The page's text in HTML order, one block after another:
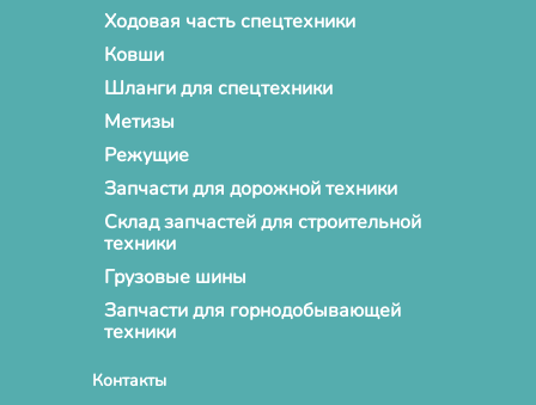
Ходовая часть спецтехники
Ковши
Шланги для спецтехники
Метизы
Режущие
Запчасти для дорожной техники
Склад запчастей для строительной
техники
Грузовые шины
Запчасти для горнодобывающей
техники
Контакты